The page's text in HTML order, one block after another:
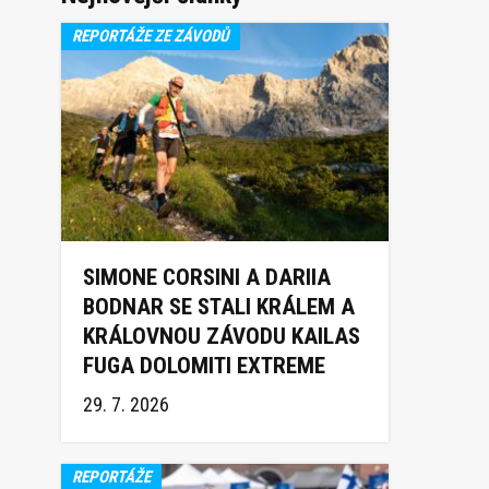
REPORTÁŽE ZE ZÁVODŮ
SIMONE CORSINI A DARIIA
BODNAR SE STALI KRÁLEM A
KRÁLOVNOU ZÁVODU KAILAS
FUGA DOLOMITI EXTREME
TRAIL 2026
29. 7. 2026
REPORTÁŽE